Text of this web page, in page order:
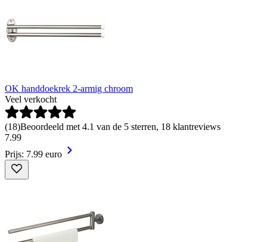
OK handdoekrek 2-armig chroom
Veel verkocht
(18)Beoordeeld met 4.1 van de 5 sterren, 18 klantreviews
7.99
Prijs: 7.99 euro